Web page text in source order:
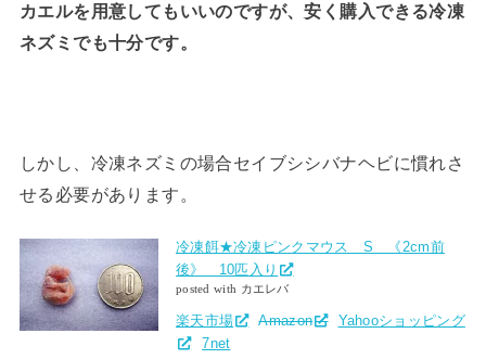
カエルを用意してもいいのですが、安く購入できる冷凍
ネズミでも十分です。
しかし、冷凍ネズミの場合セイブシシバナヘビに慣れさ
せる必要があります。
冷凍餌★冷凍ピンクマウス S 《2cm前
後》 10匹入り
posted with カエレバ
楽天市場 Amazon
Yahooショッピング
7net